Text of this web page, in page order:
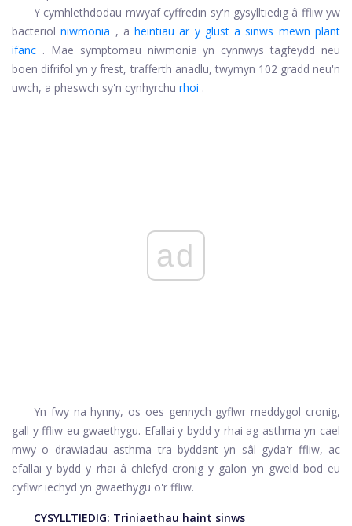
Y cymhlethdodau mwyaf cyffredin sy'n gysylltiedig â ffliw yw
bacteriol niwmonia , a heintiau ar y glust a sinws mewn plant
ifanc . Mae symptomau niwmonia yn cynnwys tagfeydd neu
boen difrifol yn y frest, trafferth anadlu, twymyn 102 gradd neu'n
uwch, a pheswch sy'n cynhyrchu rhoi .
ad
Yn fwy na hynny, os oes gennych gyflwr meddygol cronig,
gall y ffliw eu gwaethygu. Efallai y bydd y rhai ag asthma yn cael
mwy o drawiadau asthma tra byddant yn sâl gyda'r ffliw, ac
efallai y bydd y rhai â chlefyd cronig y galon yn gweld bod eu
cyflwr iechyd yn gwaethygu o'r ffliw.
CYSYLLTIEDIG: Triniaethau haint sinws